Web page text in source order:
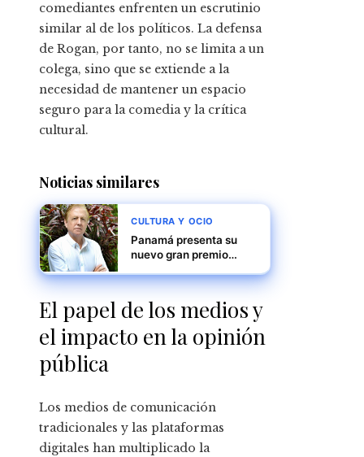
comediantes enfrenten un escrutinio
similar al de los políticos. La defensa
de Rogan, por tanto, no se limita a un
colega, sino que se extiende a la
necesidad de mantener un espacio
seguro para la comedia y la crítica
cultural.
Noticias similares
CULTURA Y OCIO
Panamá presenta su
nuevo gran premio
reconoce a Carlos Malo
de Molina por su
trayectoria y
contribución a las
letras hispanas
El papel de los medios y
el impacto en la opinión
pública
Los medios de comunicación
tradicionales y las plataformas
digitales han multiplicado la